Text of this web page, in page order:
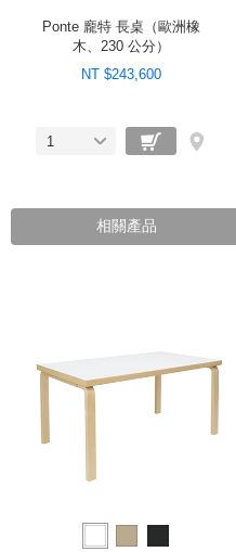
Ponte 龐特 長桌（歐洲橡
木、230 公分）
NT $243,600
1
相關產品